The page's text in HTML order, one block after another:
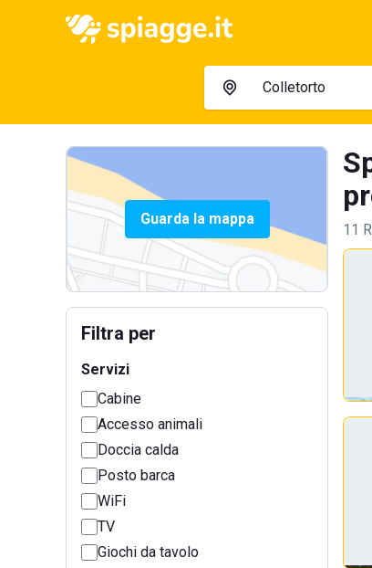
Guarda la mappa
Filtra per
Servizi
Cabine
Accesso animali
Doccia calda
Posto barca
WiFi
TV
Giochi da tavolo
11